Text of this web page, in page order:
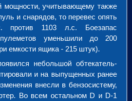
мощности, учитывающему также
и снарядов, то перевес опять
1103 л.с. Боезапас
пулеметов уменьшили до 200
емкости ящика - 215 штук).
небольшой обтекатель-
и на выпущенных ранее
внесли в бензосистему,
Во всем остальном D и D-1